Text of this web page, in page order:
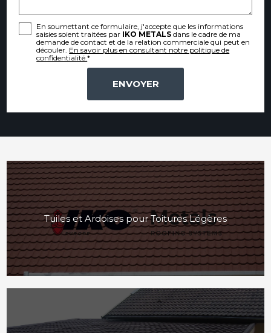
En soumettant ce formulaire, j'accepte que les informations
saisies soient traitées par IKO METALS dans le cadre de ma
demande de contact et de la relation commerciale qui peut en
découler. En savoir plus en consultant notre politique de
confidentialité.*
Tuiles et Ardoises pour Toitures Légères